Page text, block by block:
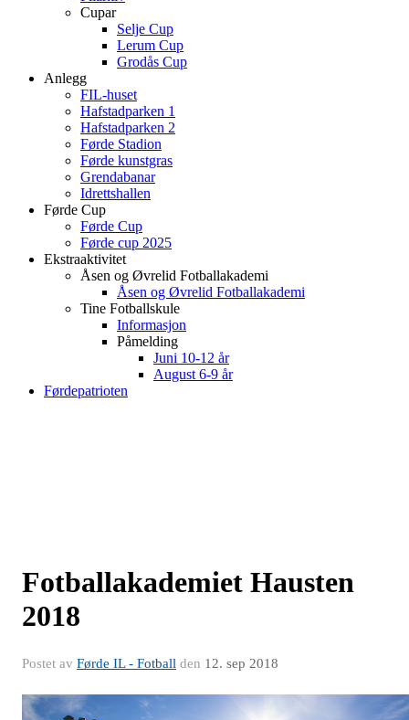
Cupar
Selje Cup
Lerum Cup
Grodås Cup
Anlegg
FIL-huset
Hafstadparken 1
Hafstadparken 2
Førde Stadion
Førde kunstgras
Grendabanar
Idrettshallen
Førde Cup
Førde Cup
Førde cup 2025
Ekstraaktivitet
Åsen og Øvrelid Fotballakademi
Åsen og Øvrelid Fotballakademi
Tine Fotballskule
Informasjon
Påmelding
Juni 10-12 år
August 6-9 år
Førdepatrioten
Fotballakademiet Hausten
2018
Postet av Førde IL - Fotball den 12. sep 2018